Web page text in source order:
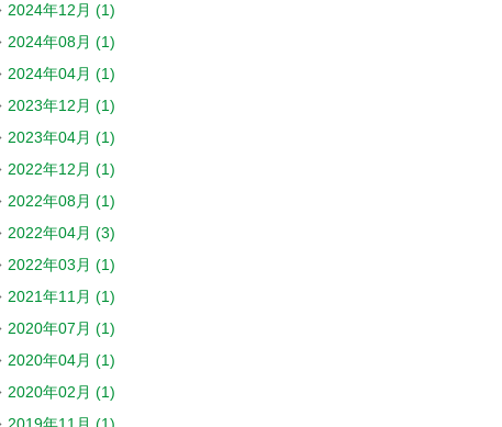
2024年12月 (1)
2024年08月 (1)
2024年04月 (1)
2023年12月 (1)
2023年04月 (1)
2022年12月 (1)
2022年08月 (1)
2022年04月 (3)
2022年03月 (1)
2021年11月 (1)
2020年07月 (1)
2020年04月 (1)
2020年02月 (1)